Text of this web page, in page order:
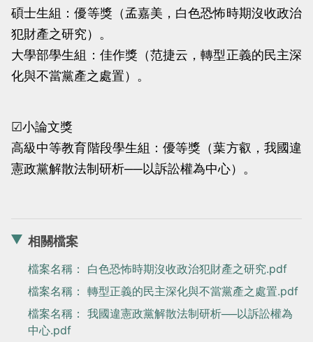
不
員
會
不
黨
員
會
碩士生組：優等獎（孟嘉美，白色恐怖時期沒收政治
犯財產之研究）。
大學部學生組：佳作獎（范捷云，轉型正義的民主深
化與不當黨產之處置）。
☑小論文獎
高級中等教育階段學生組：優等獎（葉方叡，我國違
憲政黨解散法制研析──以訴訟權為中心）。
相關檔案
檔案名稱： 白色恐怖時期沒收政治犯財產之研究.pdf
檔案名稱： 轉型正義的民主深化與不當黨產之處置.pdf
檔案名稱： 我國違憲政黨解散法制研析──以訴訟權為
中心.pdf